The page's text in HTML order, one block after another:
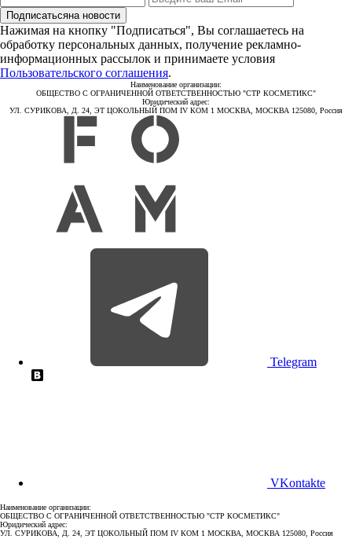
Подписатьсяна новости
Нажимая на кнопку "Подписаться", Вы соглашаетесь на
обработку персональных данных, получение рекламно-
информационных рассылок и принимаете условия
Пользовательского соглашения.
Наименование организации:
ОБЩЕСТВО С ОГРАНИЧЕННОЙ ОТВЕТСТВЕННОСТЬЮ "СТР КОСМЕТИКС"
Юридический адрес:
УЛ. СУРИКОВА, Д. 24, ЭТ ЦОКОЛЬНЫЙ ПОМ IV КОМ 1 МОСКВА, МОСКВА 125080, Россия
Telegram
VKontakte
Наименование организации:
ОБЩЕСТВО С ОГРАНИЧЕННОЙ ОТВЕТСТВЕННОСТЬЮ "СТР КОСМЕТИКС"
Юридический адрес:
УЛ. СУРИКОВА, Д. 24, ЭТ ЦОКОЛЬНЫЙ ПОМ IV КОМ 1 МОСКВА, МОСКВА 125080, Россия